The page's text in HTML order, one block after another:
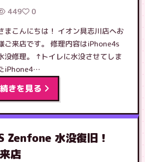
449
0
まこんにちは！ イオン具志川店へお
ご来店です。 修理内容はiPhone4s
没修理。 ↑トイレに水没させてしま
iPhone4…
続きを見る
Zenfone 水没復旧！
店